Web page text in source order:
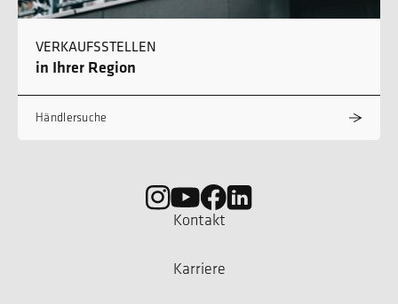
VERKAUFSSTELLEN
in Ihrer Region
Händlersuche
Kontakt
Karriere